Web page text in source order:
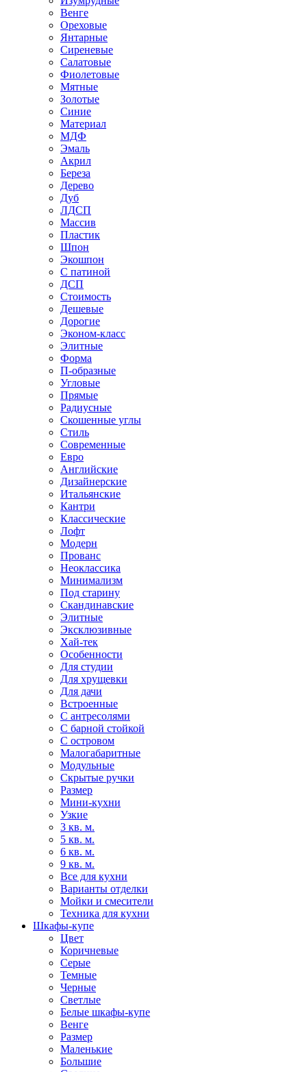
Венге
Ореховые
Янтарные
Сиреневые
Салатовые
Фиолетовые
Мятные
Золотые
Синие
Материал
МДФ
Эмаль
Акрил
Береза
Дерево
Дуб
ЛДСП
Массив
Пластик
Шпон
Экошпон
С патиной
ДСП
Стоимость
Дешевые
Дорогие
Эконом-класс
Элитные
Форма
П-образные
Угловые
Прямые
Радиусные
Скошенные углы
Стиль
Современные
Евро
Английские
Дизайнерские
Итальянские
Кантри
Классические
Лофт
Модерн
Прованс
Неоклассика
Минимализм
Под старину
Скандинавские
Элитные
Эксклюзивные
Хай-тек
Особенности
Для студии
Для хрущевки
Для дачи
Встроенные
С антресолями
С барной стойкой
С островом
Малогабаритные
Модульные
Скрытые ручки
Размер
Мини-кухни
Узкие
3 кв. м.
5 кв. м.
6 кв. м.
9 кв. м.
Все для кухни
Варианты отделки
Мойки и смесители
Техника для кухни
Шкафы-купе
Цвет
Коричневые
Серые
Темные
Черные
Светлые
Белые шкафы-купе
Венге
Размер
Маленькие
Большие